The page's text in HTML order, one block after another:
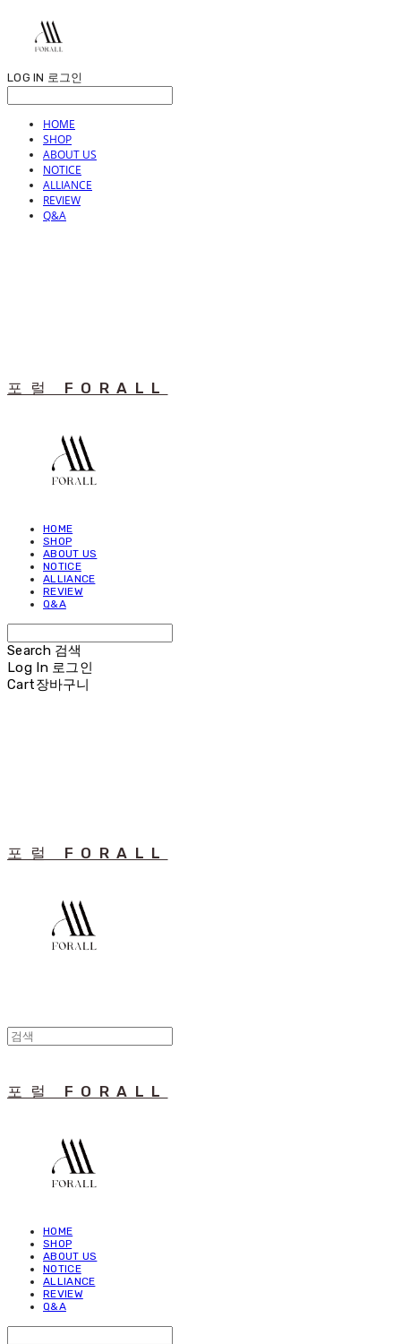
LOG IN 로그인
HOME
SHOP
ABOUT US
NOTICE
ALLIANCE
REVIEW
Q&A
포럴 FORALL
HOME
SHOP
ABOUT US
NOTICE
ALLIANCE
REVIEW
Q&A
Search 검색
Log In 로그인
Cart장바구니
포럴 FORALL
포럴 FORALL
HOME
SHOP
ABOUT US
NOTICE
ALLIANCE
REVIEW
Q&A